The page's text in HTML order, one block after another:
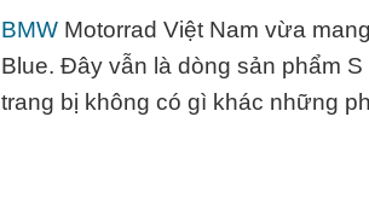
BMW Motorrad Việt Nam vừa
Blue. Đây vẫn là dòng sản phẩm
trang bị không có gì khác những